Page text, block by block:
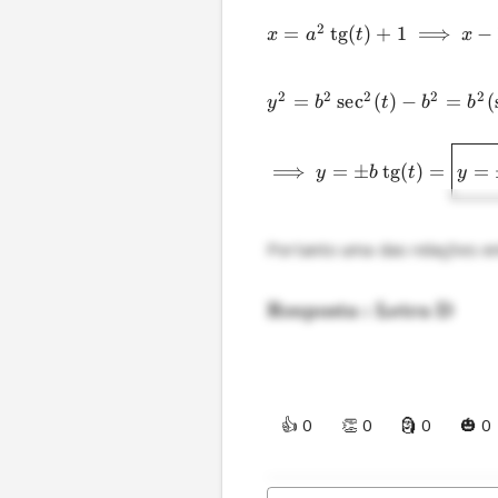
x = a2 tg(t) + 1 ⟹ x −
y2 = b2 sec2 (t) − b2 = b2 (
⟹ y = ±b tg(t) = y =
Portanto uma das relações
Resposta : Letra D
👍 0 👏 0 🗿 0 🎃 0